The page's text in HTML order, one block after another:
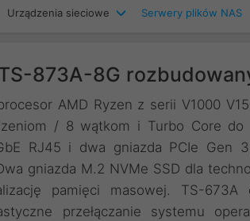
Urządzenia sieciowe Serwery plików NAS
873A-8G
AMD Ryzen z serii V1000
/ 8 wątkom i Turbo Core
RJ45 i dwa gniazda PCIe Gen
gniazda M.2 NVMe SSD dla
pamięci masowej. TS-
przełączanie systemu